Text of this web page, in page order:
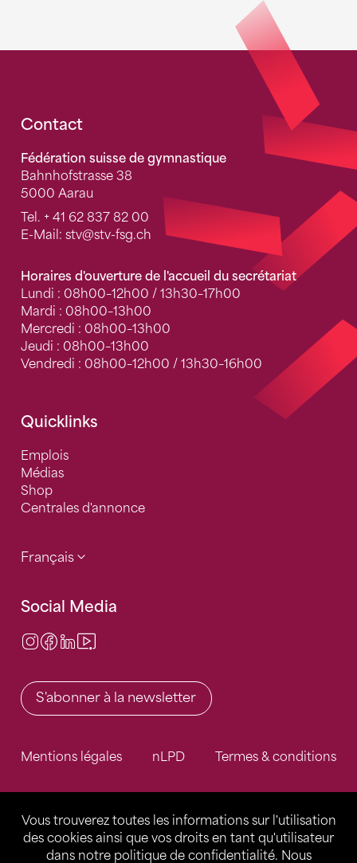
Vous trouverez toutes les informations sur l'utilisation
des cookies ainsi que vos droits en tant qu'utilisateur
dans notre politique de confidentialité. Nous
Fusszeile
Contact
Fédération suisse de gymnastique
Bahnhofstrasse 38
5000 Aarau
Tel. + 41 62 837 82 00
E-Mail: stv@stv-fsg.ch
Horaires d'ouverture de l'accueil du secrétariat
Lundi : 08h00–12h00 / 13h30–17h00
Mardi : 08h00–13h00
Mercredi : 08h00–13h00
Jeudi : 08h00–13h00
Vendredi : 08h00–12h00 / 13h30–16h00
Quicklinks
Emplois
Médias
Shop
Centrales d'annonce
Français
Social Media
Instagram
Facebook
LinkedIn
S'abonner à la newsletter
Mentions légales nLPD Termes & conditions